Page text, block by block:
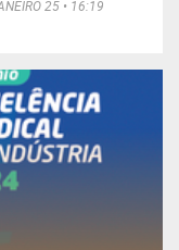
25
16:19